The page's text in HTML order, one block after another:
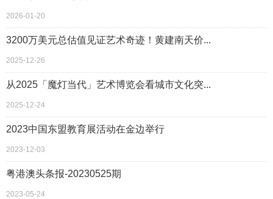
2026-01-20
3200万美元总估值见证艺术奇迹！黄建南天价...
2025-12-26
从2025「魔灯当代」艺术博览会看城市文化突...
2025-12-24
2023中国东盟教育展活动在金边举行
2023-12-03
粤港澳头条报-20230525期
2023-05-24